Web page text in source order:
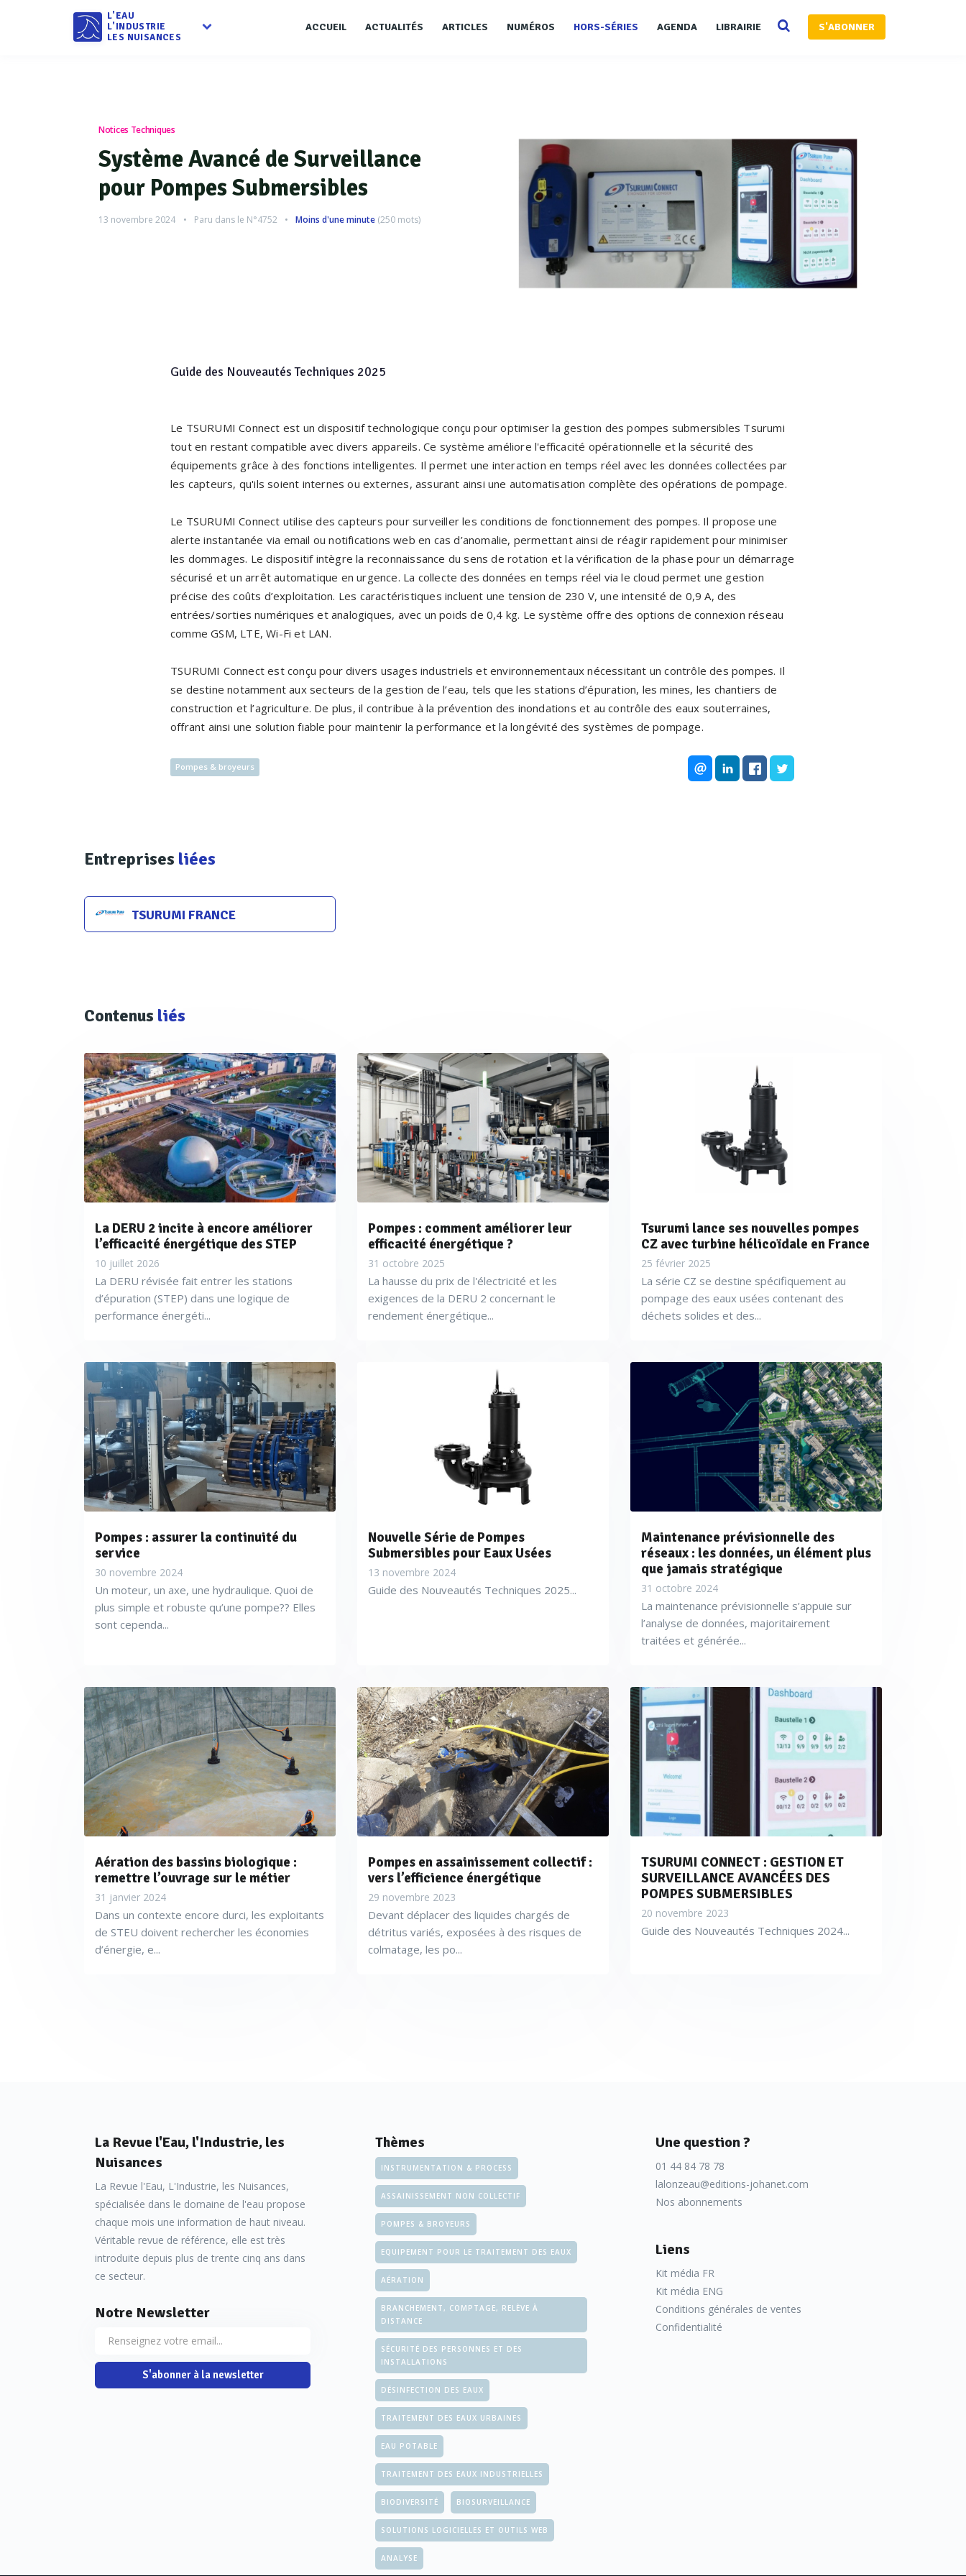
L'EAU
L'INDUSTRIE
LES NUISANCES
ACCUEIL ACTUALITÉS ARTICLES NUMÉROS HORS-SÉRIES AGENDA LIBRAIRIE S'ABONNER
Notices Techniques
Système Avancé de Surveillance
pour Pompes Submersibles
13 novembre 2024 Paru dans le N°4752 Moins d'une minute (250 mots)
Guide des Nouveautés Techniques 2025
Le TSURUMI Connect est un dispositif technologique conçu pour optimiser la gestion des pompes submersibles Tsurumi
tout en restant compatible avec divers appareils. Ce système améliore l'efficacité opérationnelle et la sécurité des
équipements grâce à des fonctions intelligentes. Il permet une interaction en temps réel avec les données collectées par
les capteurs, qu'ils soient internes ou externes, assurant ainsi une automatisation complète des opérations de pompage.
Le TSURUMI Connect utilise des capteurs pour surveiller les conditions de fonctionnement des pompes. Il propose une
alerte instantanée via email ou notifications web en cas d’anomalie, permettant ainsi de réagir rapidement pour minimiser
les dommages. Le dispositif intègre la reconnaissance du sens de rotation et la vérification de la phase pour un démarrage
sécurisé et un arrêt automatique en urgence. La collecte des données en temps réel via le cloud permet une gestion
précise des coûts d’exploitation. Les caractéristiques incluent une tension de 230 V, une intensité de 0,9 A, des
entrées/sorties numériques et analogiques, avec un poids de 0,4 kg. Le système offre des options de connexion réseau
comme GSM, LTE, Wi-Fi et LAN.
TSURUMI Connect est conçu pour divers usages industriels et environnementaux nécessitant un contrôle des pompes. Il
se destine notamment aux secteurs de la gestion de l’eau, tels que les stations d’épuration, les mines, les chantiers de
construction et l’agriculture. De plus, il contribue à la prévention des inondations et au contrôle des eaux souterraines,
offrant ainsi une solution fiable pour maintenir la performance et la longévité des systèmes de pompage.
Pompes & broyeurs
Entreprises liées
TSURUMI FRANCE
Contenus liés
La DERU 2 incite à encore améliorer
l’efficacité énergétique des STEP
10 juillet 2026
La DERU révisée fait entrer les stations
d’épuration (STEP) dans une logique de
performance énergéti...
Pompes : comment améliorer leur
efficacité énergétique ?
31 octobre 2025
La hausse du prix de l'électricité et les
exigences de la DERU 2 concernant le
rendement énergétique...
Tsurumi lance ses nouvelles pompes
CZ avec turbine hélicoïdale en France
25 février 2025
La série CZ se destine spécifiquement au
pompage des eaux usées contenant des
déchets solides et des...
Pompes : assurer la continuité du
service
30 novembre 2024
Un moteur, un axe, une hydraulique. Quoi de
plus simple et robuste qu’une pompe?? Elles
sont cependa...
Nouvelle Série de Pompes
Submersibles pour Eaux Usées
13 novembre 2024
Guide des Nouveautés Techniques 2025...
Maintenance prévisionnelle des
réseaux : les données, un élément plus
que jamais stratégique
31 octobre 2024
La maintenance prévisionnelle s’appuie sur
l’analyse de données, majoritairement
traitées et générée...
Aération des bassins biologique :
remettre l’ouvrage sur le métier
31 janvier 2024
Dans un contexte encore durci, les exploitants
de STEU doivent rechercher les économies
d’énergie, e...
Pompes en assainissement collectif :
vers l’efficience énergétique
29 novembre 2023
Devant déplacer des liquides chargés de
détritus variés, exposées à des risques de
colmatage, les po...
TSURUMI CONNECT : GESTION ET
SURVEILLANCE AVANCÉES DES
POMPES SUBMERSIBLES
20 novembre 2023
Guide des Nouveautés Techniques 2024...
La Revue l'Eau, l'Industrie, les
Nuisances
La Revue l'Eau, L'Industrie, les Nuisances,
spécialisée dans le domaine de l'eau propose
chaque mois une information de haut niveau.
Véritable revue de référence, elle est très
introduite depuis plus de trente cinq ans dans
ce secteur.
Notre Newsletter
S'abonner à la newsletter
Thèmes
INSTRUMENTATION & PROCESS
ASSAINISSEMENT NON COLLECTIF
POMPES & BROYEURS
EQUIPEMENT POUR LE TRAITEMENT DES EAUX
AÉRATION
BRANCHEMENT, COMPTAGE, RELÈVE À
DISTANCE
SÉCURITÉ DES PERSONNES ET DES
INSTALLATIONS
DÉSINFECTION DES EAUX
TRAITEMENT DES EAUX URBAINES
EAU POTABLE
TRAITEMENT DES EAUX INDUSTRIELLES
BIODIVERSITÉ BIOSURVEILLANCE
SOLUTIONS LOGICIELLES ET OUTILS WEB
ANALYSE
Une question ?
01 44 84 78 78
lalonzeau@editions-johanet.com
Nos abonnements
Liens
Kit média FR
Kit média ENG
Conditions générales de ventes
Confidentialité